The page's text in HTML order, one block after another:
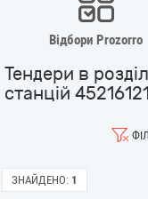
Відбори Prozorro
Тендери в
станцій
ЗНАЙДЕНО: 1